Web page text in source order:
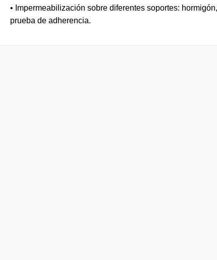
• Impermeabilización sobre diferentes soportes:
prueba de adherencia.